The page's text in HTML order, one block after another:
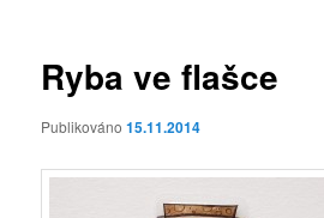
Ryba ve flašce
Publikováno15.11.2014